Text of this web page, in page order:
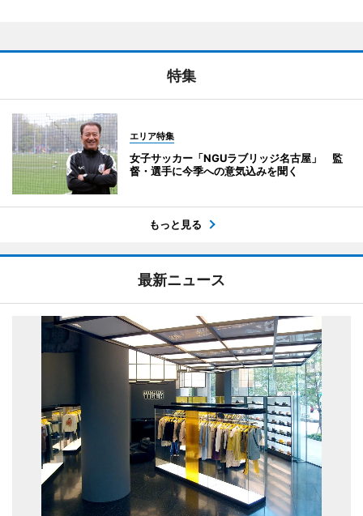
特集
エリア特集
女子サッカー「NGUラブリッジ名古屋」 監
督・選手に今季への意気込みを聞く
もっと見る
最新ニュース